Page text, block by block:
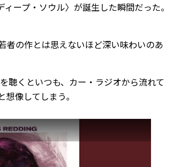
ープ・ソウル〉が誕生した瞬間だった。
者の作とは思えないほど深い味わいのあ
聴くといつも、カー・ラジオから流れて
像してしまう。